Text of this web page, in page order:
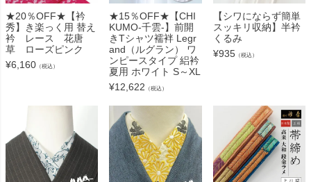
★20％OFF★【衿
秀】き楽っく用 替え
衿 レース 花唐
草 ローズピンク
¥6,160 （税込）
★15％OFF★【CHI
KUMO-千雲-】前開
きTシャツ襦袢 Legr
and（ルグラン） ワ
ンピースタイプ 絽衿
夏用 ホワイト S～XL
¥12,622 （税込）
【シワにならず簡単
スッキリ収納】半衿
くるみ
¥935（税込）